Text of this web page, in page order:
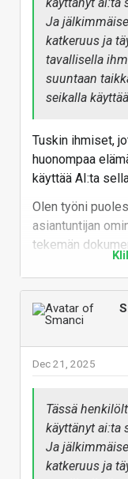
Ja
katkeruus ja
tavallisella
suuntaan
seikalla
Tuskin ihmiset,
huonompaa
käyttää AI:ta
Olen työni
asiantuntijan
tekemän
sinänsä, mutta
heinää.
Tokihan
on vaikutusta
apinoida ja
tekemää
Tokihan
kirjoitetun)
kaikki tuokin
tarkistaa.
Dec 21, 2025
Tässä
käyttänyt ai:ta
Ja
katkeruus ja